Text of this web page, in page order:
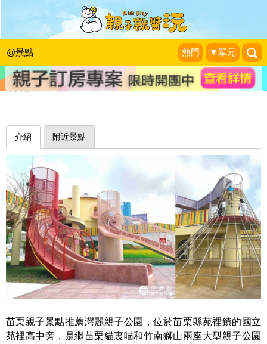
@景點 熱門 ▼單元
農舍煙囪滑梯、斗笠攀爬網，沒有下過
田也要玩過農業主題遊具～苗栗灣麗親
子公園
小資爸親子旅行團|2021-04-02
介紹 附近景點
苗栗親子景點推薦灣麗親子公園，位於苗栗縣苑裡鎮的國立
苑裡高中旁，是繼苗栗貓裏喵和竹南獅山兩座大型親子公園